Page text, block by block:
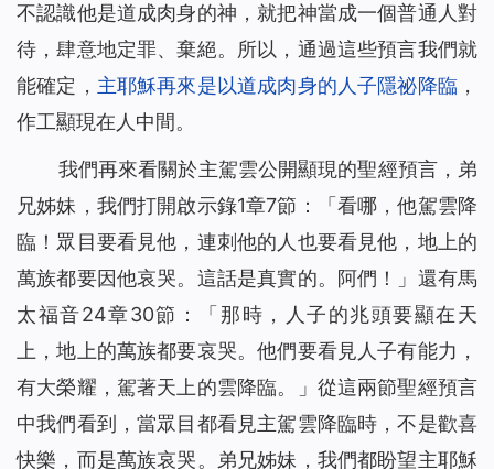
不認識他是道成肉身的神，就把神當成一個普通人對
待，肆意地定罪、棄絕。所以，通過這些預言我們就
能確定， 主耶穌再來是以道成肉身的人子隱祕降臨 ，
作工顯現在人中間。
我們再來看關於主駕雲公開顯現的聖經預言，弟
兄姊妹，我們打開啟示錄1章7節：「 看哪，他駕雲降
臨！眾目要看見他，連刺他的人也要看見他，地上的
萬族都要因他哀哭。這話是真實的。阿們！
」還有馬
太福音24章30節：「 那時，人子的兆頭要顯在天
上，地上的萬族都要哀哭。他們要看見人子有能力，
有大榮耀，駕著天上的雲降臨。
」從這兩節聖經預言
中我們看到，當眾目都看見主駕雲降臨時，不是歡喜
快樂，而是萬族哀哭。弟兄姊妹，我們都盼望主耶穌